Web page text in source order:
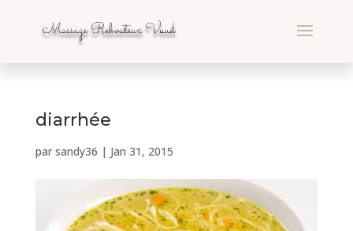
diarrhée
par sandy36 | Jan 31, 2015